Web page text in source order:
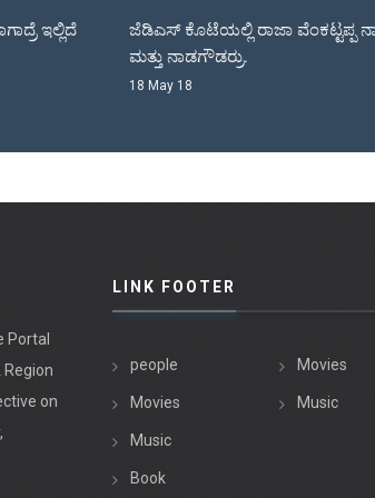
ಜೆಡಿಎಸ್ ಕೊಟೆಯಲ್ಲಿ ರಾಜಾ ವೆಂಕಟ್ಟಪ್ಪ ನಾಯಕ
ಮತ್ತು ನಾಡಗೌಡರ್ರು.
Portal
Region
on
LINK FOOTER
people
Movies
Music
Book
Movies
Music